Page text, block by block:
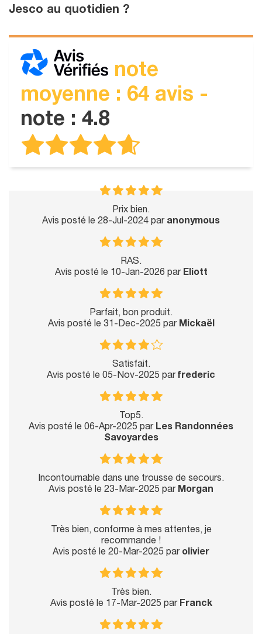
Jesco au quotidien ?
note
moyenne : 64 avis -
note : 4.8
Prix bien.
Avis posté le 28-Jul-2024 par anonymous
RAS.
Avis posté le 10-Jan-2026 par Eliott
Parfait, bon produit.
Avis posté le 31-Dec-2025 par Mickaël
Satisfait.
Avis posté le 05-Nov-2025 parfrederic
Top5.
Avis posté le 06-Apr-2025 par Les Randonnées
Savoyardes
Incontournable dans une trousse de secours.
Avis posté le 23-Mar-2025 par Morgan
Très bien, conforme à mes attentes, je
recommande !
Avis posté le 20-Mar-2025 par olivier
Très bien.
Avis posté le 17-Mar-2025 par Franck